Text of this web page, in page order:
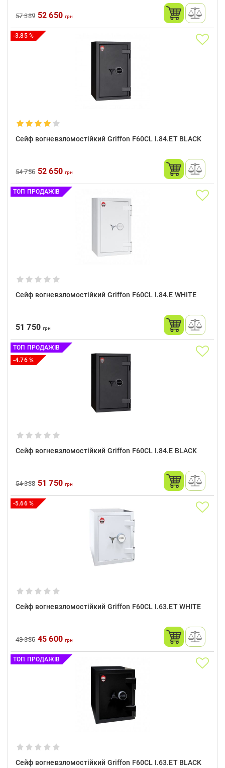
57 389 52 650 грн
-3.85 %
Сейф вогневзломостійкий Griffon F60CL I.84.ET BLACK
54 756 52 650 грн
ТОП ПРОДАЖІВ
Сейф вогневзломостійкий Griffon F60CL I.84.E WHITE
51 750грн
ТОП ПРОДАЖІВ
-4.76 %
Сейф вогневзломостійкий Griffon F60CL I.84.E BLACK
54 338 51 750 грн
-5.66 %
Сейф вогневзломостійкий Griffon F60CL I.63.ET WHITE
48 336 45 600 грн
ТОП ПРОДАЖІВ
Сейф вогневзломостійкий Griffon F60CL I.63.ET BLACK